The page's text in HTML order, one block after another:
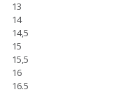
13
14
14,5
15
15,5
16
16.5